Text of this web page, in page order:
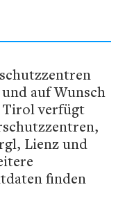
auf Wunsch
Tirol verfügt
Lienz und
finden